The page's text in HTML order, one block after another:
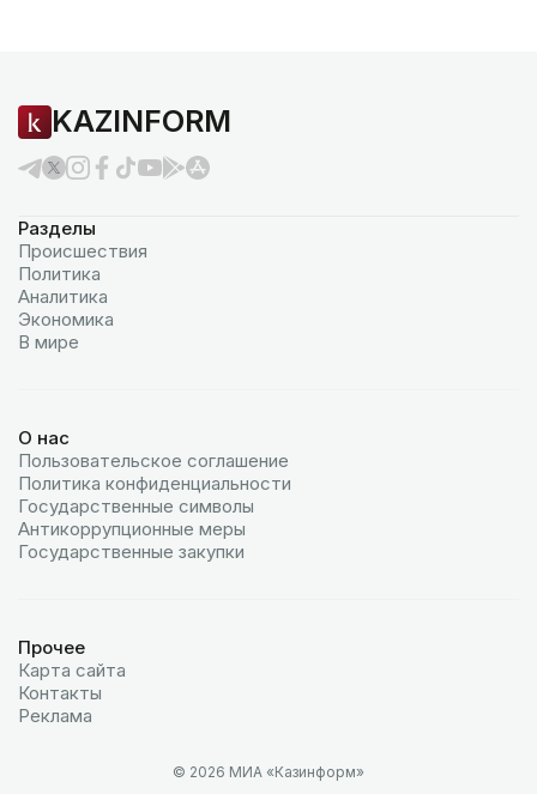
KAZINFORM
Разделы
Происшествия
Политика
Аналитика
Экономика
В мире
О нас
Пользовательское соглашение
Политика конфиденциальности
Государственные символы
Антикоррупционные меры
Государственные закупки
Прочее
Карта сайта
Контакты
Реклама
© 2026 МИА «Казинформ»